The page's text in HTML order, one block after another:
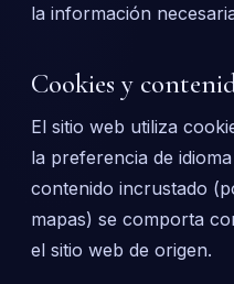
la información
Cookies y
El sitio web utiliza
la preferencia de
contenido incrustado
mapas) se comporta
el sitio web de origen.